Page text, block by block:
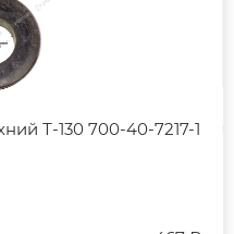
Т-130 700-40-7217-1